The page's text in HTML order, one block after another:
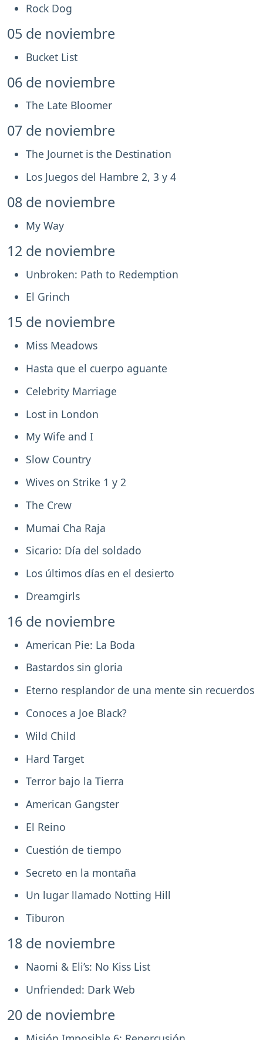
Rock Dog
05 de noviembre
Bucket List
06 de noviembre
The Late Bloomer
07 de noviembre
The Journet is the Destination
Los Juegos del Hambre 2, 3 y 4
08 de noviembre
My Way
12 de noviembre
Unbroken: Path to Redemption
El Grinch
15 de noviembre
Miss Meadows
Hasta que el cuerpo aguante
Celebrity Marriage
Lost in London
My Wife and I
Slow Country
Wives on Strike 1 y 2
The Crew
Mumai Cha Raja
Sicario: Día del soldado
Los últimos días en el desierto
Dreamgirls
16 de noviembre
American Pie: La Boda
Bastardos sin gloria
Eterno resplandor de una mente sin recuerdos
Conoces a Joe Black?
Wild Child
Hard Target
Terror bajo la Tierra
American Gangster
El Reino
Cuestión de tiempo
Secreto en la montaña
Un lugar llamado Notting Hill
Tiburon
18 de noviembre
Naomi & Eli’s: No Kiss List
Unfriended: Dark Web
20 de noviembre